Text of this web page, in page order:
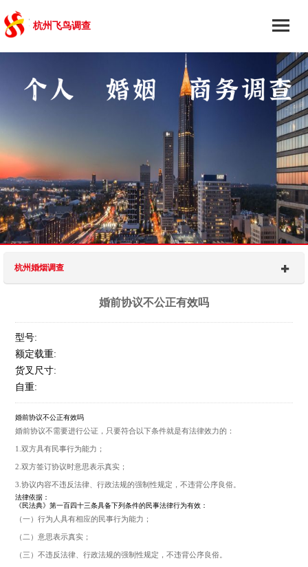
杭州飞鸟调查
杭州婚烟调查
婚前协议不公正有效吗
型号:
额定载重:
货叉尺寸:
自重:
婚前协议不公正有效吗
婚前协议不需要进行公证，只要符合以下条件就是有法律效力的：
1.双方具有民事行为能力；
2.双方签订协议时意思表示真实；
3.协议内容不违反法律、行政法规的强制性规定，不违背公序良俗。
法律依据：
《民法典》第一百四十三条具备下列条件的民事法律行为有效：
（一）行为人具有相应的民事行为能力；
（二）意思表示真实；
（三）不违反法律、行政法规的强制性规定，不违背公序良俗。